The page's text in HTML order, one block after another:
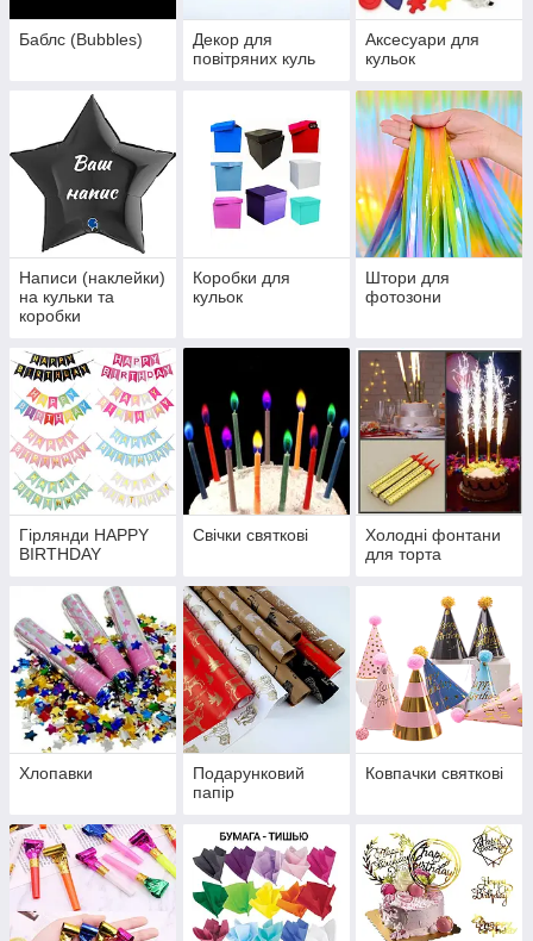
Баблс (Bubbles)
Декор для
повітряних куль
Аксесуари для
кульок
Написи (наклейки)
на кульки та
коробки
Коробки для
кульок
Штори для
фотозони
Гірлянди HAPPY
BIRTHDAY
Свічки святкові
Холодні фонтани
для торта
Хлопавки
Подарунковий
папір
Ковпачки святкові